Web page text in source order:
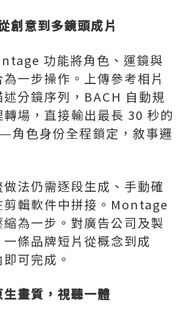
創意到多鏡頭成片
功能將角色、運鏡與
一步操作。上傳參考相片
分鏡序列，BACH 自動規
場，直接輸出最長 30 秒的
角色身份全程鎖定，敘事邏
法仍需逐段生成、手動確
剪輯軟件中拼接。Montage
為一步。對廣告公司及製
條品牌短片從概念到成
可完成。
畫質，視聽一體